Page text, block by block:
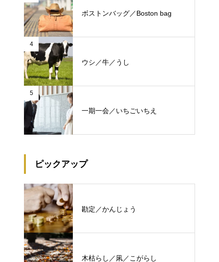
ボストンバッグ／Boston bag
4
ウシ／牛／うし
5
一期一会／いちごいちえ
ピックアップ
勘定／かんじょう
木枯らし／凩／こがらし